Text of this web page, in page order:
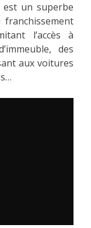
est un superbe
l’accès à
des
aux voitures